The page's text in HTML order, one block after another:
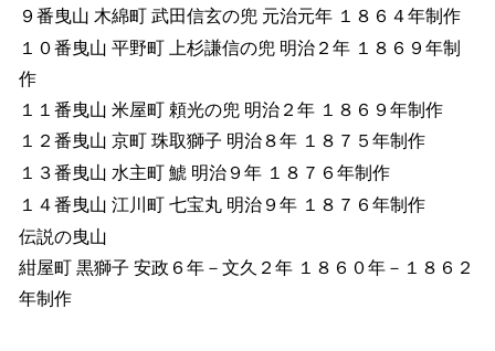
９番曳山 木綿町 武田信玄の兜 元治元年 １８６４年制作
１０番曳山 平野町 上杉謙信の兜 明治２年 １８６９年制
作
１１番曳山 米屋町 頼光の兜 明治２年 １８６９年制作
１２番曳山 京町 珠取獅子 明治８年 １８７５年制作
１３番曳山 水主町 鯱 明治９年 １８７６年制作
１４番曳山 江川町 七宝丸 明治９年 １８７６年制作
伝説の曳山
紺屋町 黒獅子 安政６年－文久２年 １８６０年－１８６２
年制作